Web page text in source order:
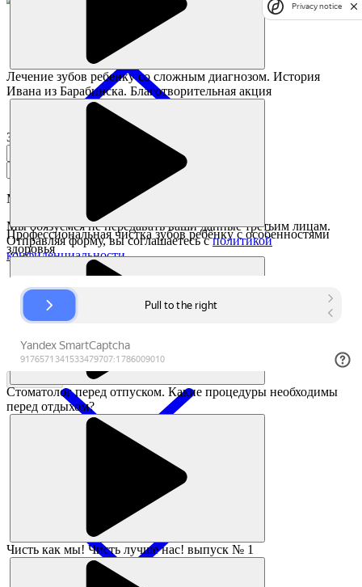
Лечение зубов ребенку со сложным диагнозом. История
Ивана из Барабинска. Благотворительная акция
Профессиональная чистка зубов ребёнку с особенностями
здоровья
Стоматолог перед отпуском. Какие процедуры необходимы
перед отдыхом?
Чисть как мы! Чисть лучше нас! выпуск № 1
Заказать звонок
Мы перезвоним в течении
Мы обязуемся не передавать ваши данные третьим лицам.
Отправляя форму, вы соглашаетесь сполитикой
конфиденциальности
Privacy notice